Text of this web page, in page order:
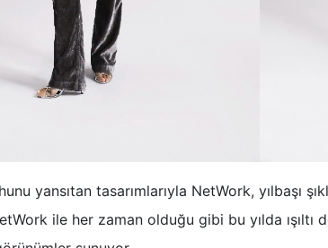
yansıtan tasarımlarıyla NetWork, yılbaşı
ile her zaman olduğu gibi bu yılda ışıltı